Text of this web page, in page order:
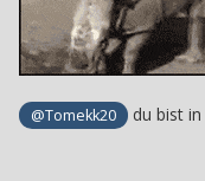
@Tomekk20 du bist